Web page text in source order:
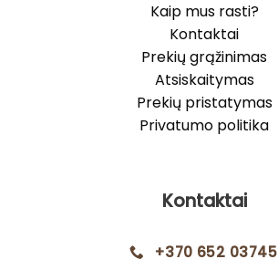
Kaip mus rasti?
Kontaktai
Prekių grąžinimas
Atsiskaitymas
Prekių pristatymas
Privatumo politika
Kontaktai
+370 652 03745